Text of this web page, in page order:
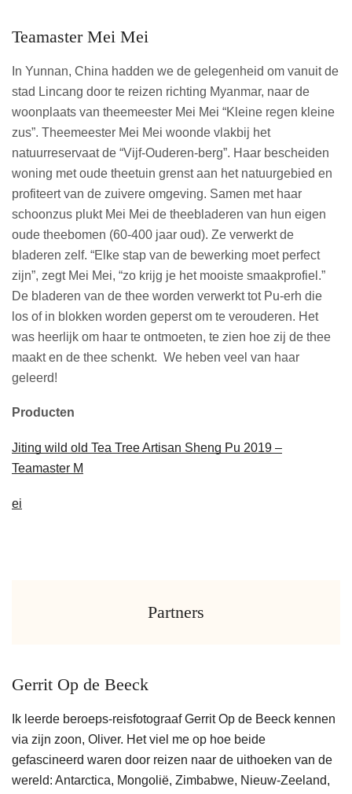
Teamaster Mei Mei
In Yunnan, China hadden we de gelegenheid om vanuit de
stad Lincang door te reizen richting Myanmar, naar de
woonplaats van theemeester Mei Mei “Kleine regen kleine
zus”. Theemeester Mei Mei woonde vlakbij het
natuurreservaat de “Vijf-Ouderen-berg”. Haar bescheiden
woning met oude theetuin grenst aan het natuurgebied en
profiteert van de zuivere omgeving. Samen met haar
schoonzus plukt Mei Mei de theebladeren van hun eigen
oude theebomen (60-400 jaar oud). Ze verwerkt de
bladeren zelf. “Elke stap van de bewerking moet perfect
zijn”, zegt Mei Mei, “zo krijg je het mooiste smaakprofiel.”
De bladeren van de thee worden verwerkt tot Pu-erh die
los of in blokken worden geperst om te verouderen. Het
was heerlijk om haar te ontmoeten, te zien hoe zij de thee
maakt en de thee schenkt. We heben veel van haar
geleerd!
Producten
Jiting wild old Tea Tree Artisan Sheng Pu 2019 –
Teamaster M
ei
Partners
Gerrit Op de Beeck
Ik leerde beroeps-reisfotograaf Gerrit Op de Beeck kennen
via zijn zoon, Oliver. Het viel me op hoe beide
gefascineerd waren door reizen naar de uithoeken van de
wereld: Antarctica, Mongolië, Zimbabwe, Nieuw-Zeeland,